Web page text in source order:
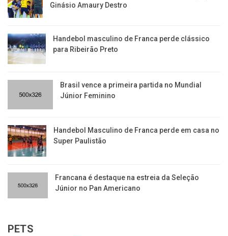
Ginásio Amaury Destro
Handebol masculino de Franca perde clássico
para Ribeirão Preto
Brasil vence a primeira partida no Mundial
Júnior Feminino
Handebol Masculino de Franca perde em casa no
Super Paulistão
Francana é destaque na estreia da Seleção
Júnior no Pan Americano
PETS